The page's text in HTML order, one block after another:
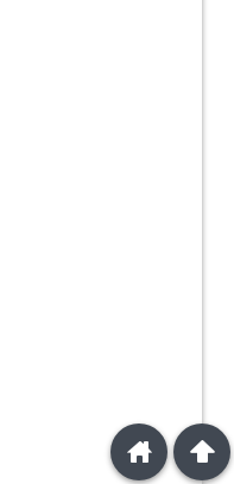
arrowup
home